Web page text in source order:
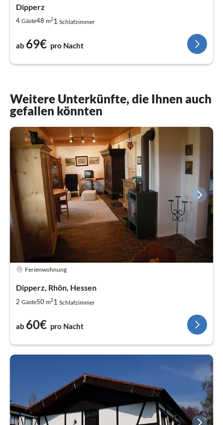
Dipperz
4 Gäste48 m21 Schlafzimmer
ab 69€ pro Nacht
Weitere Unterkünfte, die Ihnen auch
gefallen könnten
Ferienwohnung
Dipperz, Rhön, Hessen
2 Gäste50 m21 Schlafzimmer
ab 60€ pro Nacht